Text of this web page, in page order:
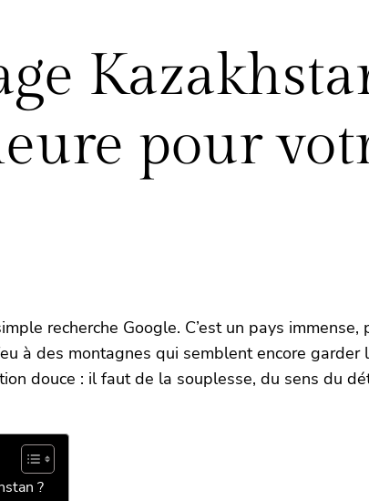
pour
recherche Google. C’est un pays immense,
à des montagnes qui semblent encore
douce : il faut de la souplesse, du sens du
?